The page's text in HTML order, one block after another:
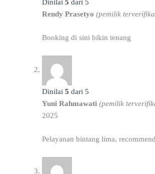
Dinilai 5 dari 5
Rendy Prasetyo (pemilik
Booking di sini bikin tenang
Dinilai 5 dari 5
Yuni Rahmawati (pemilik
2025
Pelayanan bintang lima,